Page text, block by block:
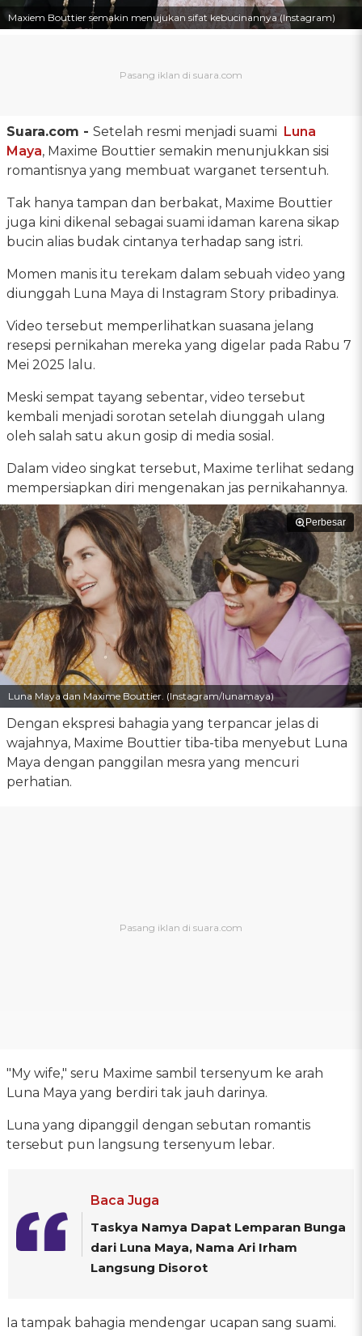
Maxiem Bouttier semakin menujukan sifat kebucinannya (Instagram)
Suara.com - Setelah resmi menjadi suami Luna
Maya, Maxime Bouttier semakin menunjukkan sisi
romantisnya yang membuat warganet tersentuh.
Tak hanya tampan dan berbakat, Maxime Bouttier
juga kini dikenal sebagai suami idaman karena sikap
bucin alias budak cintanya terhadap sang istri.
Momen manis itu terekam dalam sebuah video yang
diunggah Luna Maya di Instagram Story pribadinya.
Video tersebut memperlihatkan suasana jelang
resepsi pernikahan mereka yang digelar pada Rabu 7
Mei 2025 lalu.
Meski sempat tayang sebentar, video tersebut
kembali menjadi sorotan setelah diunggah ulang
oleh salah satu akun gosip di media sosial.
Dalam video singkat tersebut, Maxime terlihat sedang
mempersiapkan diri mengenakan jas pernikahannya.
Perbesar
Luna Maya dan Maxime Bouttier. (Instagram/lunamaya)
Dengan ekspresi bahagia yang terpancar jelas di
wajahnya, Maxime Bouttier tiba-tiba menyebut Luna
Maya dengan panggilan mesra yang mencuri
perhatian.
"My wife," seru Maxime sambil tersenyum ke arah
Luna Maya yang berdiri tak jauh darinya.
Luna yang dipanggil dengan sebutan romantis
tersebut pun langsung tersenyum lebar.
Baca Juga
Taskya Namya Dapat Lemparan Bunga
dari Luna Maya, Nama Ari Irham
Langsung Disorot
Ia tampak bahagia mendengar ucapan sang suami.